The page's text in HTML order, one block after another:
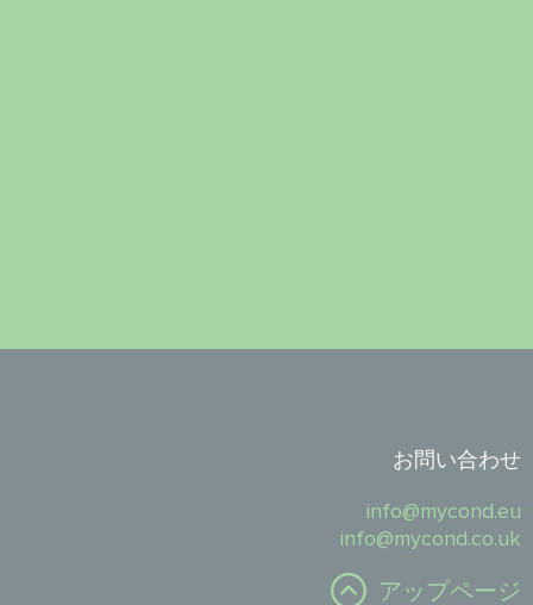
お問い合わせ
info@mycond.eu
info@mycond.co.uk
アップページ